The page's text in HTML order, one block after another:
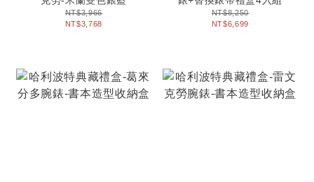
NT$3,966
NT$3,768
NT$8,250
NT$6,699